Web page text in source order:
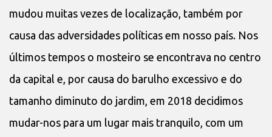
mudou muitas vezes de localização, também por
causa das adversidades políticas em nosso país. Nos
últimos tempos o mosteiro se encontrava no centro
da capital e, por causa do barulho excessivo e do
tamanho diminuto do jardim, em 2018 decidimos
mudar-nos para um lugar mais tranquilo, com um